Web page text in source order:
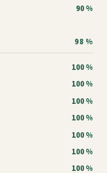
90 %
98 %
100 %
100 %
100 %
100 %
100 %
100 %
100 %